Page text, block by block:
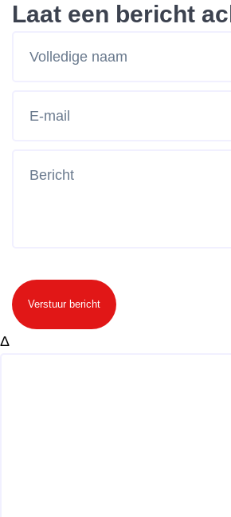
Laat een bericht
Verstuur bericht
Δ